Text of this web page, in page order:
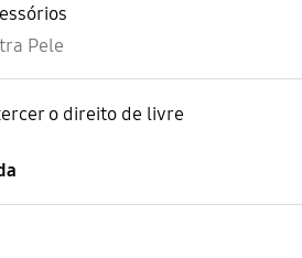
Pele
o direito de livre